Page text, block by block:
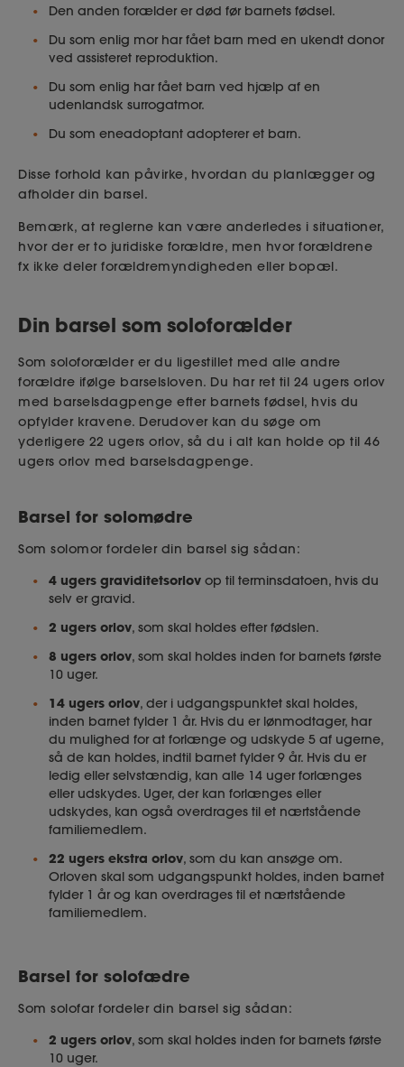
Den anden forælder er død før barnets fødsel.
Du som enlig mor har fået barn med en ukendt donor
ved assisteret reproduktion.
Du som enlig har fået barn ved hjælp af en
udenlandsk surrogatmor.
Du som eneadoptant adopterer et barn.
Disse forhold kan påvirke, hvordan du planlægger og
afholder din barsel.
Bemærk, at reglerne kan være anderledes i situationer,
hvor der er to juridiske forældre, men hvor forældrene
fx ikke deler forældremyndigheden eller bopæl.
Din barsel som soloforælder
Som soloforælder er du ligestillet med alle andre
forældre ifølge barselsloven. Du har ret til 24 ugers orlov
med barselsdagpenge efter barnets fødsel, hvis du
opfylder kravene. Derudover kan du søge om
yderligere 22 ugers orlov, så du i alt kan holde op til 46
ugers orlov med barselsdagpenge.
Barsel for solomødre
Som solomor fordeler din barsel sig sådan:
4 ugers graviditetsorlov op til terminsdatoen, hvis du
selv er gravid.
2 ugers orlov, som skal holdes efter fødslen.
8 ugers orlov, som skal holdes inden for barnets første
10 uger.
14 ugers orlov, der i udgangspunktet skal holdes,
inden barnet fylder 1 år. Hvis du er lønmodtager, har
du mulighed for at forlænge og udskyde 5 af ugerne,
så de kan holdes, indtil barnet fylder 9 år. Hvis du er
ledig eller selvstændig, kan alle 14 uger forlænges
eller udskydes. Uger, der kan forlænges eller
udskydes, kan også overdrages til et nærtstående
familiemedlem.
22 ugers ekstra orlov, som du kan ansøge om.
Orloven skal som udgangspunkt holdes, inden barnet
fylder 1 år og kan overdrages til et nærtstående
familiemedlem.
Barsel for solofædre
Som solofar fordeler din barsel sig sådan:
2 ugers orlov, som skal holdes inden for barnets første
10 uger.